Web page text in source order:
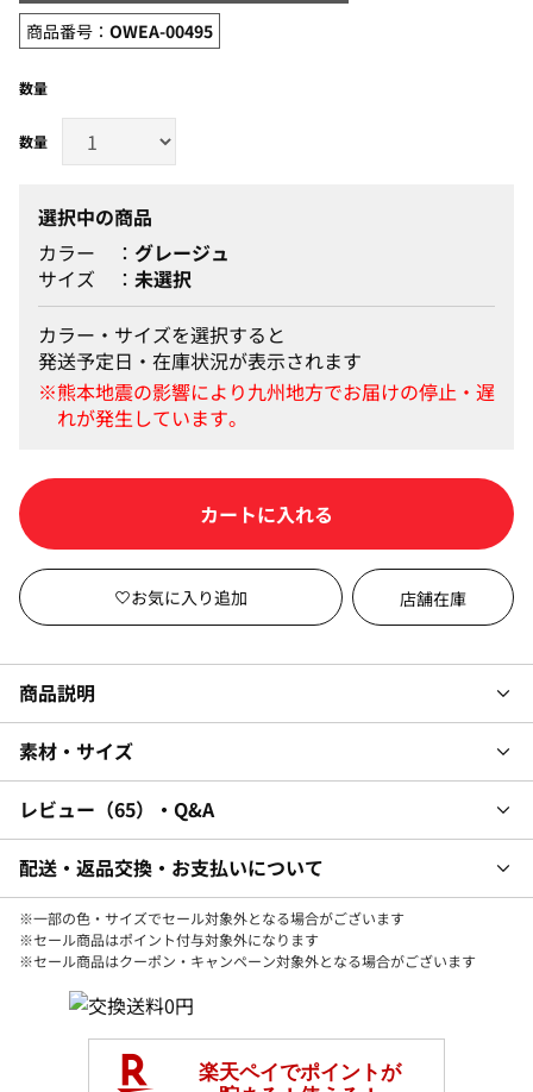
商品番号： OWEA-00495
数量
選択中の商品
カラー
グレージュ
サイズ
未選択
カラー・サイズを選択すると
発送予定日・在庫状況が表示されます
カートに入れる
店舗在庫
商品説明
素材・サイズ
レビュー 65 ・Q&A
配送・返品交換・お支払いについて
※一部の色・サイズでセール対象外となる場合がございます
※セール商品はポイント付与対象外になります
※セール商品はクーポン・キャンペーン対象外となる場合がございます